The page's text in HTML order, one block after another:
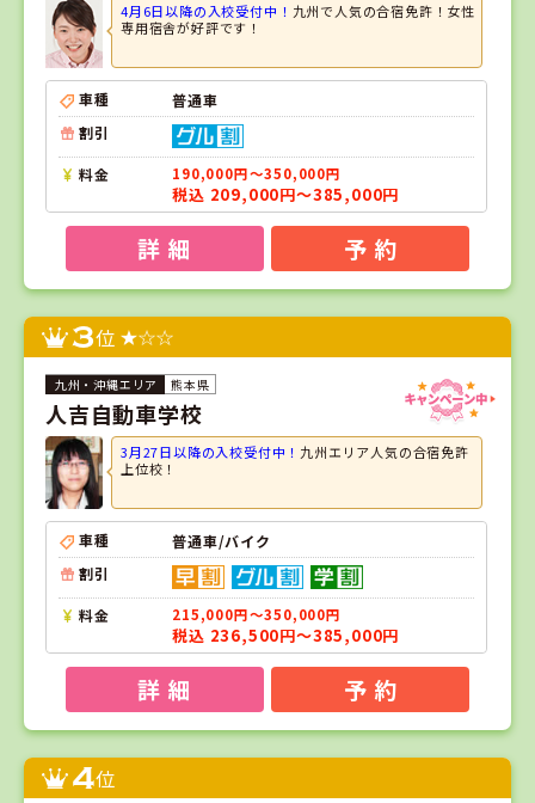
4月6日以降の入校受付中！ 九州で人気の合宿免許！女性
専用宿舎が好評です！
車種
普通車
割引
料金 190,000円～350,000円
税込 209,000円～385,000円
詳 細 予 約
3位
熊本県
人吉自動車学校
3月27日以降の入校受付中！ 九州エリア人気の合宿免許
上位校！
車種
普通車/バイク
割引
料金 215,000円～350,000円
税込 236,500円～385,000円
詳 細 予 約
4位